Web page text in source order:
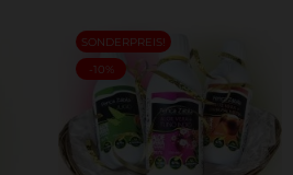
SONDERPREIS!
-10%